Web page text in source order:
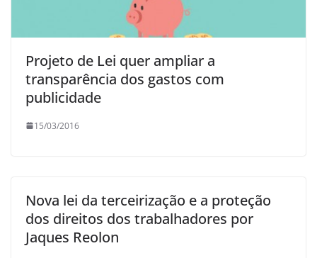
Projeto de Lei quer ampliar a
transparência dos gastos com
publicidade
15/03/2016
Nova lei da terceirização e a proteção
dos direitos dos trabalhadores por
Jaques Reolon